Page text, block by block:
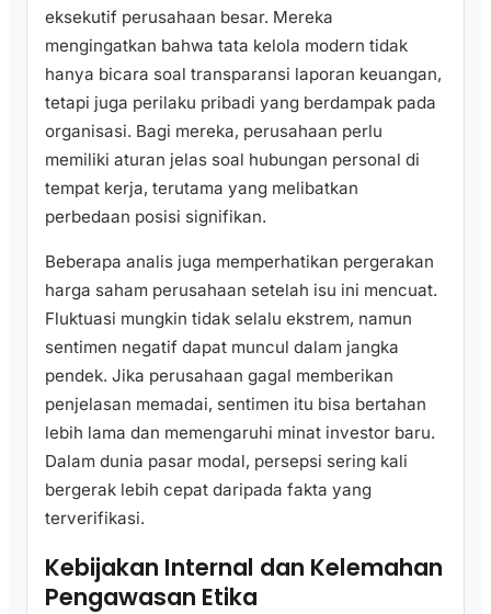
eksekutif perusahaan besar. Mereka
mengingatkan bahwa tata kelola modern tidak
hanya bicara soal transparansi laporan keuangan,
tetapi juga perilaku pribadi yang berdampak pada
organisasi. Bagi mereka, perusahaan perlu
memiliki aturan jelas soal hubungan personal di
tempat kerja, terutama yang melibatkan
perbedaan posisi signifikan.
Beberapa analis juga memperhatikan pergerakan
harga saham perusahaan setelah isu ini mencuat.
Fluktuasi mungkin tidak selalu ekstrem, namun
sentimen negatif dapat muncul dalam jangka
pendek. Jika perusahaan gagal memberikan
penjelasan memadai, sentimen itu bisa bertahan
lebih lama dan memengaruhi minat investor baru.
Dalam dunia pasar modal, persepsi sering kali
bergerak lebih cepat daripada fakta yang
terverifikasi.
Kebijakan Internal dan Kelemahan
Pengawasan Etika